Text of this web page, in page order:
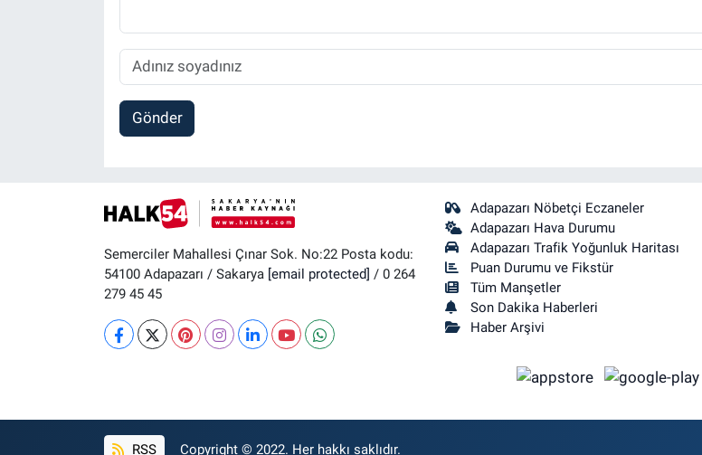
Gönder
Semerciler Mahallesi Çınar Sok. No:22 Posta kodu:
54100 Adapazarı / Sakarya [email protected] / 0 264
279 45 45
Adapazarı Nöbetçi Eczaneler
Adapazarı Hava Durumu
Adapazarı Trafik Yoğunluk Haritası
Puan Durumu ve Fikstür
Tüm Manşetler
Son Dakika Haberleri
Haber Arşivi
RSS Copyright © 2022. Her hakkı saklıdır.